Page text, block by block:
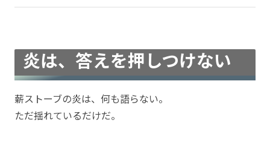
炎は、答えを押しつけない
薪ストーブの炎は、何も語らない。
ただ揺れているだけだ。